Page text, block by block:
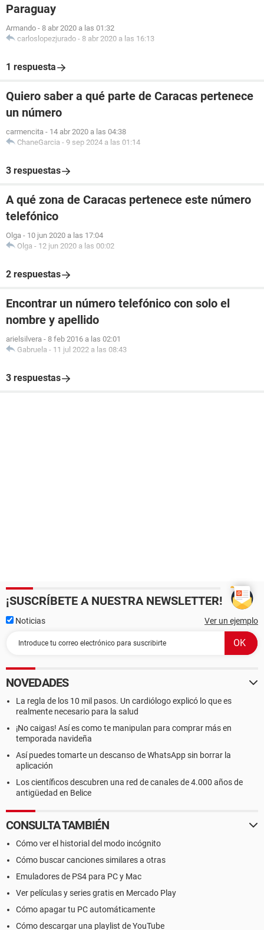
Paraguay
Armando - 8 abr 2020 a las 01:32
carloslopezjurado - 8 abr 2020 a las 16:13
1 respuesta
Quiero saber a qué parte de Caracas pertenece
un número
carmencita - 14 abr 2020 a las 04:38
ChaneGarcia - 9 sep 2024 a las 01:14
3 respuestas
A qué zona de Caracas pertenece este número
telefónico
Olga - 10 jun 2020 a las 17:04
Olga - 12 jun 2020 a las 00:02
2 respuestas
Encontrar un número telefónico con solo el
nombre y apellido
arielsilvera - 8 feb 2016 a las 02:01
Gabruela - 11 jul 2022 a las 08:43
3 respuestas
¡SUSCRÍBETE A NUESTRA NEWSLETTER!
Noticias Ver un ejemplo
NOVEDADES
La regla de los 10 mil pasos. Un cardiólogo explicó lo que es
realmente necesario para la salud
¡No caigas! Así es como te manipulan para comprar más en
temporada navideña
Así puedes tomarte un descanso de WhatsApp sin borrar la
aplicación
Los científicos descubren una red de canales de 4.000 años de
antigüedad en Belice
CONSULTA TAMBIÉN
Cómo ver el historial del modo incógnito
Cómo buscar canciones similares a otras
Emuladores de PS4 para PC y Mac
Ver películas y series gratis en Mercado Play
Cómo apagar tu PC automáticamente
Cómo descargar una playlist de YouTube